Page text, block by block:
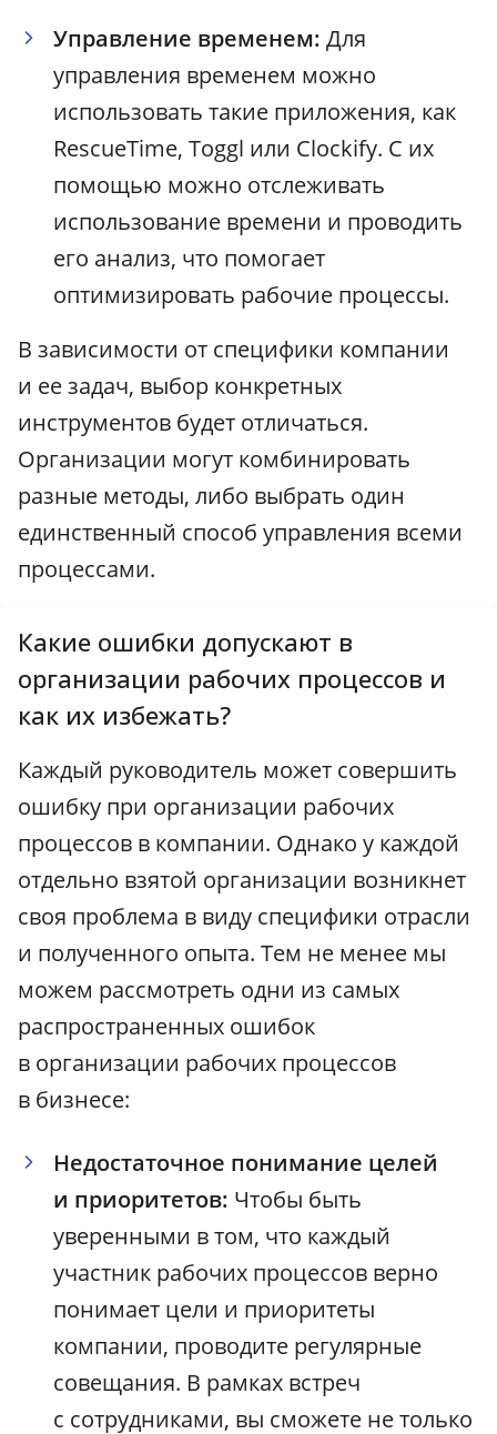
Управление временем: Для
управления временем можно
использовать такие приложения, как
RescueTime, Toggl или Clockify. С их
помощью можно отслеживать
использование времени и проводить
его анализ, что помогает
оптимизировать рабочие процессы.
В зависимости от специфики компании
и ее задач, выбор конкретных
инструментов будет отличаться.
Организации могут комбинировать
разные методы, либо выбрать один
единственный способ управления всеми
процессами.
Какие ошибки допускают в
организации рабочих процессов и
как их избежать?
Каждый руководитель может совершить
ошибку при организации рабочих
процессов в компании. Однако у каждой
отдельно взятой организации возникнет
своя проблема в виду специфики отрасли
и полученного опыта. Тем не менее мы
можем рассмотреть одни из самых
распространенных ошибок
в организации рабочих процессов
в бизнесе:
Недостаточное понимание целей
и приоритетов: Чтобы быть
уверенными в том, что каждый
участник рабочих процессов верно
понимает цели и приоритеты
компании, проводите регулярные
совещания. В рамках встреч
с сотрудниками, вы сможете не только